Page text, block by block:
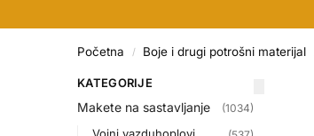
Početna / Boje i drugi potrošni materijal
KATEGORIJE
Makete na sastavljanje (1034)